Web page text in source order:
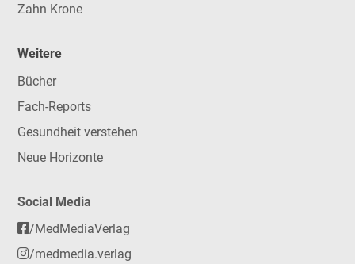
Zahn Krone
Weitere
Bücher
Fach-Reports
Gesundheit verstehen
Neue Horizonte
Social Media
/MedMediaVerlag
/medmedia.verlag